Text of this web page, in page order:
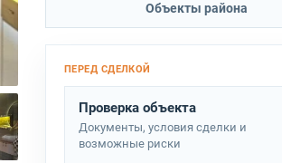
Объекты района
Проверка объекта
Документы, условия сделки и
возможные риски